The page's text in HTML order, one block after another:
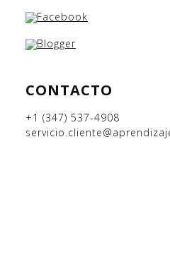
CONTACTO
+1 (347) 537-4908